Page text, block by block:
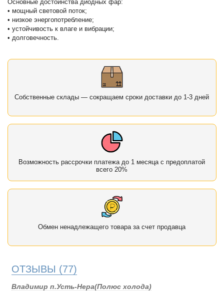
Основные достоинства диодных фар:
• мощный световой поток;
• низкое энергопотребление;
• устойчивость к влаге и вибрации;
• долговечность.
Собственные склады — сокращаем сроки доставки до 1-3 дней
Возможность рассрочки платежа до 1 месяца с предоплатой
всего 20%
Обмен ненадлежащего товара за счет продавца
ОТЗЫВЫ (77)
Владимир п.Усть-Нера(Полюс холода)